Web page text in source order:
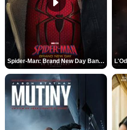
Spider-Man: Brand New Day Bande-annonce VO STFR